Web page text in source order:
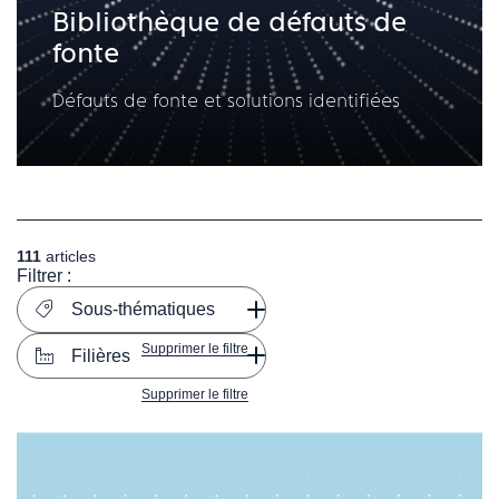
Bibliothèque de défauts de
fonte
Défauts de fonte et solutions identifiées
111 articles
Filtrer :
Sous-thématiques
Supprimer le filtre
Filières
Supprimer le filtre